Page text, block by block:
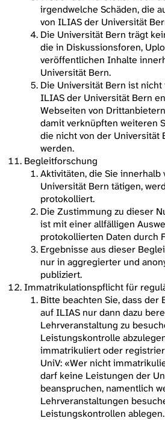
irgendwelche Schäden, die
von ILIAS der Universität
Die Universität Bern trägt
die in Diskussionsforen,
veröffentlichen Inhalte
Universität Bern.
Die Universität Bern ist
ILIAS der Universität Bern
Webseiten von
damit verknüpften weiteren
die nicht von der Universität
werden.
Begleitforschung
Aktivitäten, die Sie innerhalb
Universität Bern tätigen,
protokolliert.
Die Zustimmung zu dieser
ist mit einer allfälligen
protokollierten Daten durch
Ergebnisse aus dieser
nur in aggregierter und
publiziert.
Immatrikulationspflicht für
Bitte beachten Sie, dass der
auf ILIAS nur dann dazu
Lehrveranstaltung zu
Leistungskontrolle
immatrikuliert oder
UniV: «Wer nicht
darf keine Leistungen der
beanspruchen, namentlich
Lehrveranstaltungen
Leistungskontrollen